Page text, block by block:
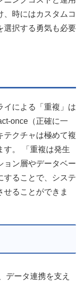
、時にはカスタムコ
選択する勇気も必要
イによる「重複」は
once（正確に一
テクチャは極めて複
す。 「重複は発生
ョン層やデータベー
することで、システ
せることができま
データ連携を支え